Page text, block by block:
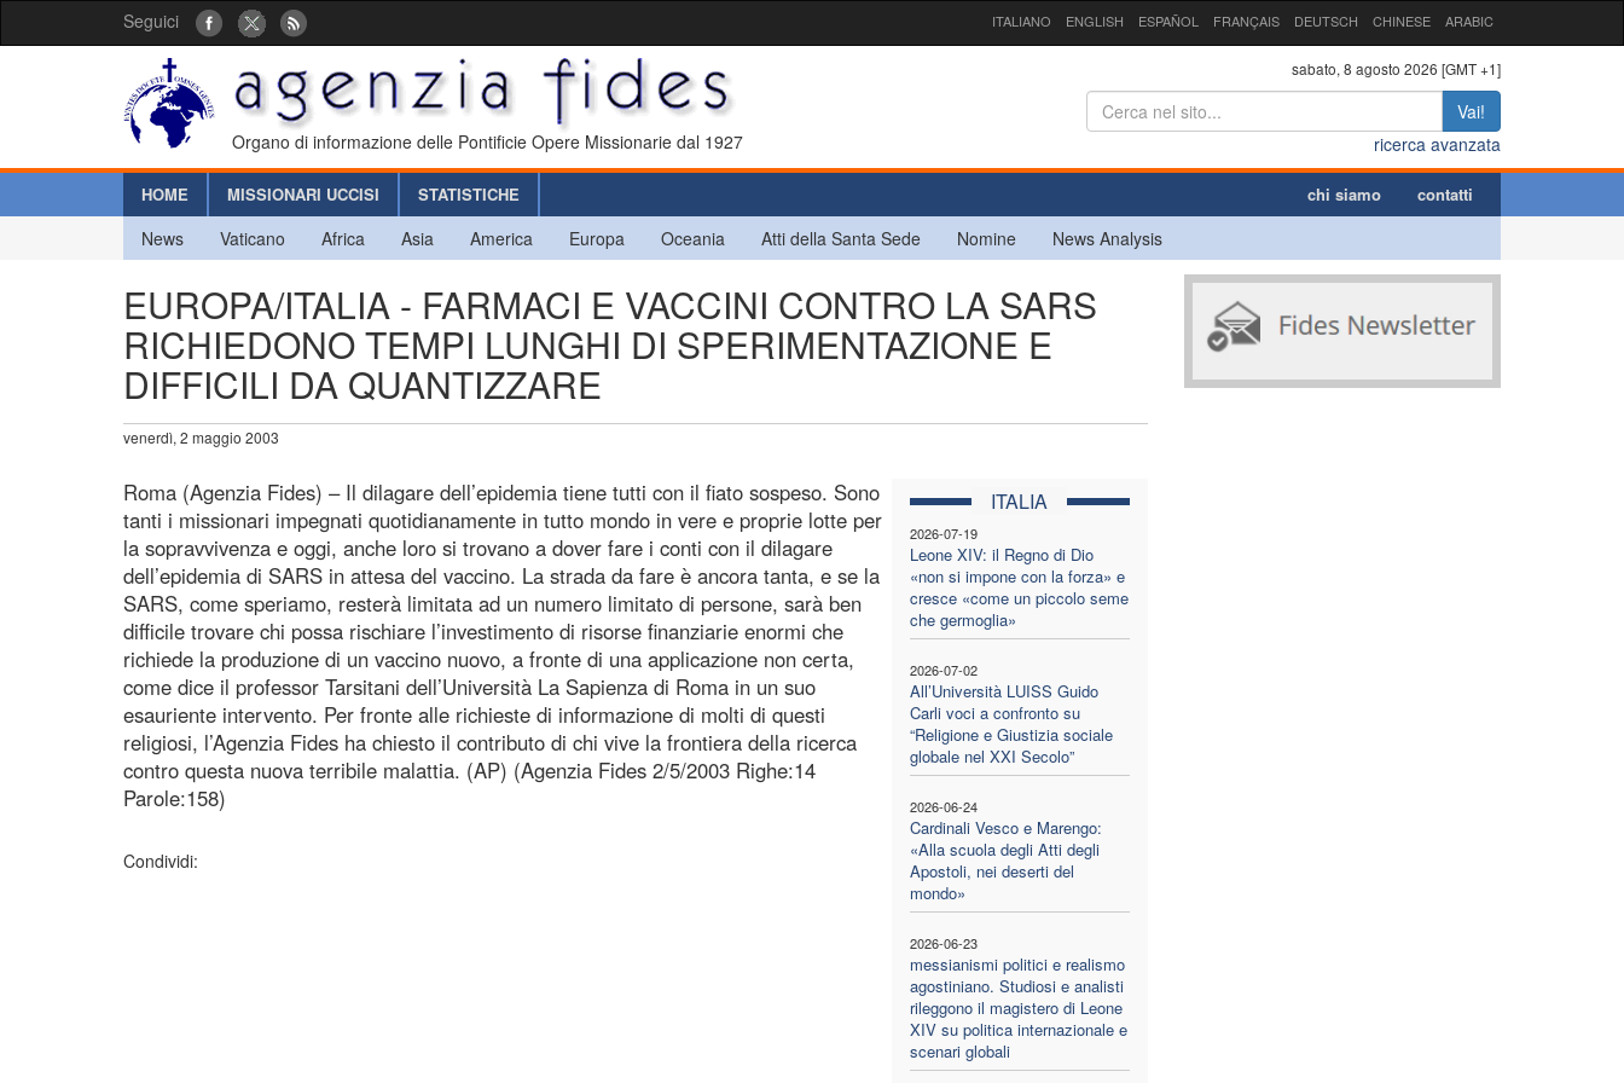
Seguici ITALIANO ENGLISH ESPAÑOL FRANÇAIS DEUTSCH CHINESE ARABIC
Organo di informazione delle Pontificie Opere Missionarie dal 1927
sabato, 8 agosto 2026 [GMT +1]
Vai!
ricerca avanzata
HOME MISSIONARI UCCISI STATISTICHE chi siamo contatti
News Vaticano Africa Asia America Europa Oceania Atti della Santa Sede Nomine News Analysis
EUROPA/ITALIA - FARMACI E VACCINI CONTRO LA SARS
RICHIEDONO TEMPI LUNGHI DI SPERIMENTAZIONE E
DIFFICILI DA QUANTIZZARE
venerdì, 2 maggio 2003
ITALIA
2026-07-19
Leone XIV: il Regno di Dio
«non si impone con la forza» e
cresce «come un piccolo seme
che germoglia»
2026-07-02
All’Università LUISS Guido
Carli voci a confronto su
“Religione e Giustizia sociale
globale nel XXI Secolo”
2026-06-24
Cardinali Vesco e Marengo:
«Alla scuola degli Atti degli
Apostoli, nei deserti del
mondo»
2026-06-23
messianismi politici e realismo
agostiniano. Studiosi e analisti
rileggono il magistero di Leone
XIV su politica internazionale e
scenari globali
Roma (Agenzia Fides) – Il dilagare dell’epidemia tiene tutti con il fiato sospeso. Sono
tanti i missionari impegnati quotidianamente in tutto mondo in vere e proprie lotte per
la sopravvivenza e oggi, anche loro si trovano a dover fare i conti con il dilagare
dell’epidemia di SARS in attesa del vaccino. La strada da fare è ancora tanta, e se la
SARS, come speriamo, resterà limitata ad un numero limitato di persone, sarà ben
difficile trovare chi possa rischiare l’investimento di risorse finanziarie enormi che
richiede la produzione di un vaccino nuovo, a fronte di una applicazione non certa,
come dice il professor Tarsitani dell’Università La Sapienza di Roma in un suo
esauriente intervento. Per fronte alle richieste di informazione di molti di questi
religiosi, l’Agenzia Fides ha chiesto il contributo di chi vive la frontiera della ricerca
contro questa nuova terribile malattia. (AP) (Agenzia Fides 2/5/2003 Righe:14
Parole:158)
Condividi: